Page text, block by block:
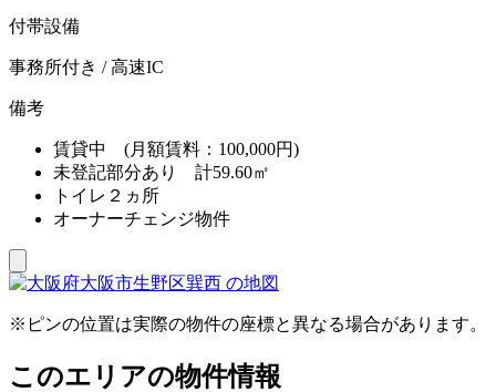
付帯設備
事務所付き / 高速IC
備考
賃貸中 (月額賃料：100,000円)
未登記部分あり 計59.60㎡
トイレ２ヵ所
オーナーチェンジ物件
※ピンの位置は実際の物件の座標と異なる場合があります。
このエリアの物件情報